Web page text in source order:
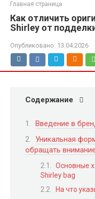
Главная страница
Как отличить
Shirley от
Опубликовано: 13.04.2026
Содержание
Введение в
Уникальная
обращать внимание
Основные
Shirley bag
На что